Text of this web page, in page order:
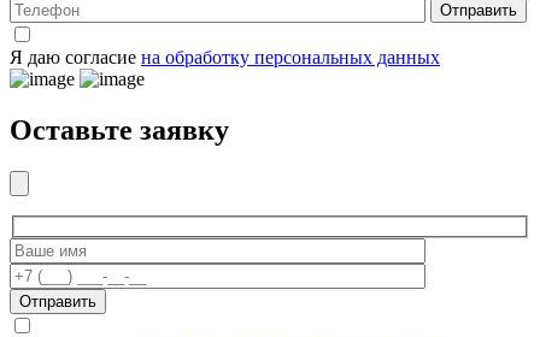
Отправить
Я даю согласие на обработку персональных данных
Оставьте заявку
Отправить